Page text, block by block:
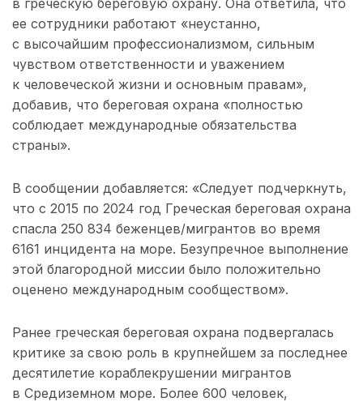
ее сотрудники работают «неустанно,
с высочайшим профессионализмом, сильным
чувством ответственности и уважением
к человеческой жизни и основным правам»,
добавив, что береговая охрана «полностью
соблюдает международные обязательства
страны».
В сообщении добавляется: «Следует подчеркнуть,
что с 2015 по 2024 год Греческая береговая охрана
спасла 250 834 беженцев/мигрантов во время
6161 инцидента на море. Безупречное выполнение
этой благородной миссии было положительно
оценено международным сообществом».
Ранее греческая береговая охрана подвергалась
критике за свою роль в крупнейшем за последнее
десятилетие кораблекрушении мигрантов
в Средиземном море. Более 600 человек,